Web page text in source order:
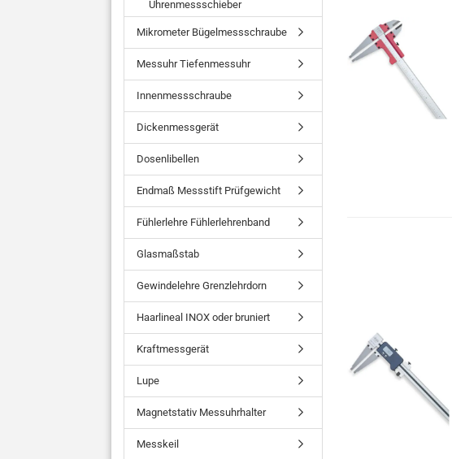
Uhrenmessschieber
Mikrometer Bügelmessschraube
Messuhr Tiefenmessuhr
Innenmessschraube
Dickenmessgerät
Dosenlibellen
Endmaß Messstift Prüfgewicht
Fühlerlehre Fühlerlehrenband
Glasmaßstab
Gewindelehre Grenzlehrdorn
Haarlineal INOX oder bruniert
Kraftmessgerät
Lupe
Magnetstativ Messuhrhalter
Messkeil